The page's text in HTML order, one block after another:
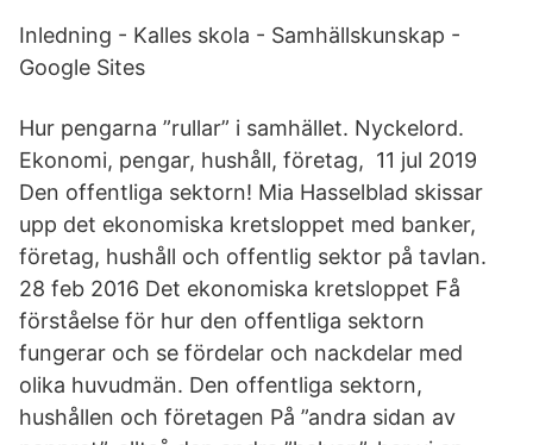
Inledning - Kalles skola - Samhällskunskap -
Google Sites
Hur pengarna ”rullar” i samhället. Nyckelord.
Ekonomi, pengar, hushåll, företag, 11 jul 2019
Den offentliga sektorn! Mia Hasselblad skissar
upp det ekonomiska kretsloppet med banker,
företag, hushåll och offentlig sektor på tavlan.
28 feb 2016 Det ekonomiska kretsloppet Få
förståelse för hur den offentliga sektorn
fungerar och se fördelar och nackdelar med
olika huvudmän. Den offentliga sektorn,
hushållen och företagen På ”andra sidan av